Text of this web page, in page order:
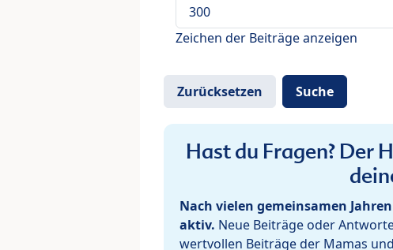
Zeichen der Beiträge anzeigen
Hast du Fragen? Der
Nach vielen gemeinsamen
aktiv. Neue Beiträge oder
wertvollen Beiträge der Mamas